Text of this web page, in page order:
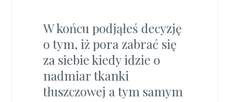
W końcu podjąłeś decyzję
o tym, iż pora zabrać się
za siebie kiedy idzie o
nadmiar tkanki
tłuszczowej a tym samym